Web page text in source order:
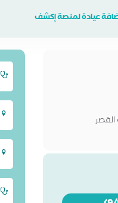
عيادة لمنصة إكشف